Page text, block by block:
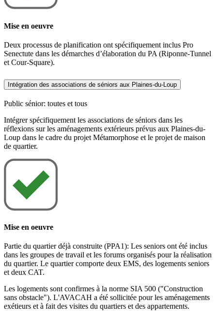
Mise en oeuvre
Deux processus de planification ont spécifiquement inclus Pro
Senectute dans les démarches d’élaboration du PA (Riponne-Tunnel
et Cour-Square).
Intégration des associations de séniors aux Plaines-du-Loup
Public sénior: toutes et tous
Intégrer spécifiquement les associations de séniors dans les
réflexions sur les aménagements extérieurs prévus aux Plaines-du-
Loup dans le cadre du projet Métamorphose et le projet de maison
de quartier.
Mise en oeuvre
Partie du quartier déjà construite (PPA1): Les seniors ont été inclus
dans les groupes de travail et les forums organisés pour la réalisation
du quartier. Le quartier comporte deux EMS, des logements seniors
et deux CAT.
Les logements sont confirmes à la norme SIA 500 ("Construction
sans obstacle"). L'AVACAH a été sollicitée pour les aménagements
exétieurs et à fait des visites du quartiers et des appartements.